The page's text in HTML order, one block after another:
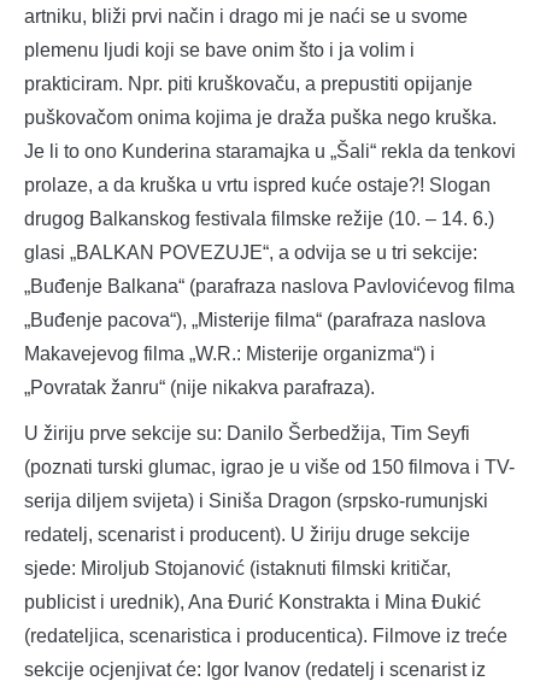
artniku, bliži prvi način i drago mi je naći se u svome
plemenu ljudi koji se bave onim što i ja volim i
prakticiram. Npr. piti kruškovaču, a prepustiti opijanje
puškovačom onima kojima je draža puška nego kruška.
Je li to ono Kunderina staramajka u „Šali“ rekla da tenkovi
prolaze, a da kruška u vrtu ispred kuće ostaje?! Slogan
drugog Balkanskog festivala filmske režije (10. – 14. 6.)
glasi „BALKAN POVEZUJE“, a odvija se u tri sekcije:
„Buđenje Balkana“ (parafraza naslova Pavlovićevog filma
„Buđenje pacova“), „Misterije filma“ (parafraza naslova
Makavejevog filma „W.R.: Misterije organizma“) i
„Povratak žanru“ (nije nikakva parafraza).
U žiriju prve sekcije su: Danilo Šerbedžija, Tim Seyfi
(poznati turski glumac, igrao je u više od 150 filmova i TV-
serija diljem svijeta) i Siniša Dragon (srpsko-rumunjski
redatelj, scenarist i producent). U žiriju druge sekcije
sjede: Miroljub Stojanović (istaknuti filmski kritičar,
publicist i urednik), Ana Đurić Konstrakta i Mina Đukić
(redateljica, scenaristica i producentica). Filmove iz treće
sekcije ocjenjivat će: Igor Ivanov (redatelj i scenarist iz